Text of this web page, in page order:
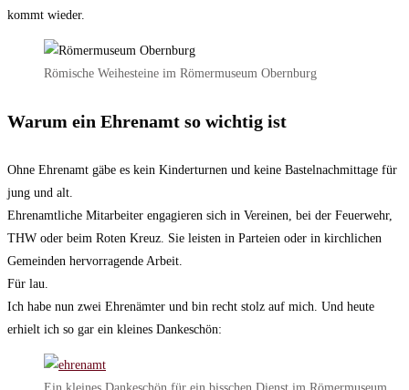
kommt wieder.
Römische Weihesteine im Römermuseum Obernburg
Warum ein Ehrenamt so wichtig ist
Ohne Ehrenamt gäbe es kein Kinderturnen und keine Bastelnachmittage für
jung und alt.
Ehrenamtliche Mitarbeiter engagieren sich in Vereinen, bei der Feuerwehr,
THW oder beim Roten Kreuz. Sie leisten in Parteien oder in kirchlichen
Gemeinden hervorragende Arbeit.
Für lau.
Ich habe nun zwei Ehrenämter und bin recht stolz auf mich. Und heute
erhielt ich so gar ein kleines Dankeschön: